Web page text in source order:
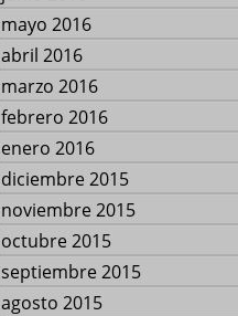
mayo 2016
abril 2016
marzo 2016
febrero 2016
enero 2016
diciembre 2015
noviembre 2015
octubre 2015
septiembre 2015
agosto 2015